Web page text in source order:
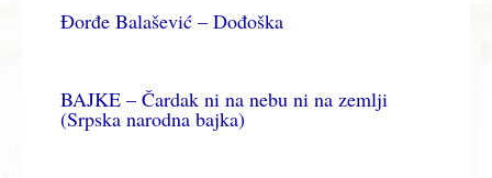
Đorđe Balašević – Dođoška
BAJKE – Čardak ni na nebu ni na zemlji
(Srpska narodna bajka)